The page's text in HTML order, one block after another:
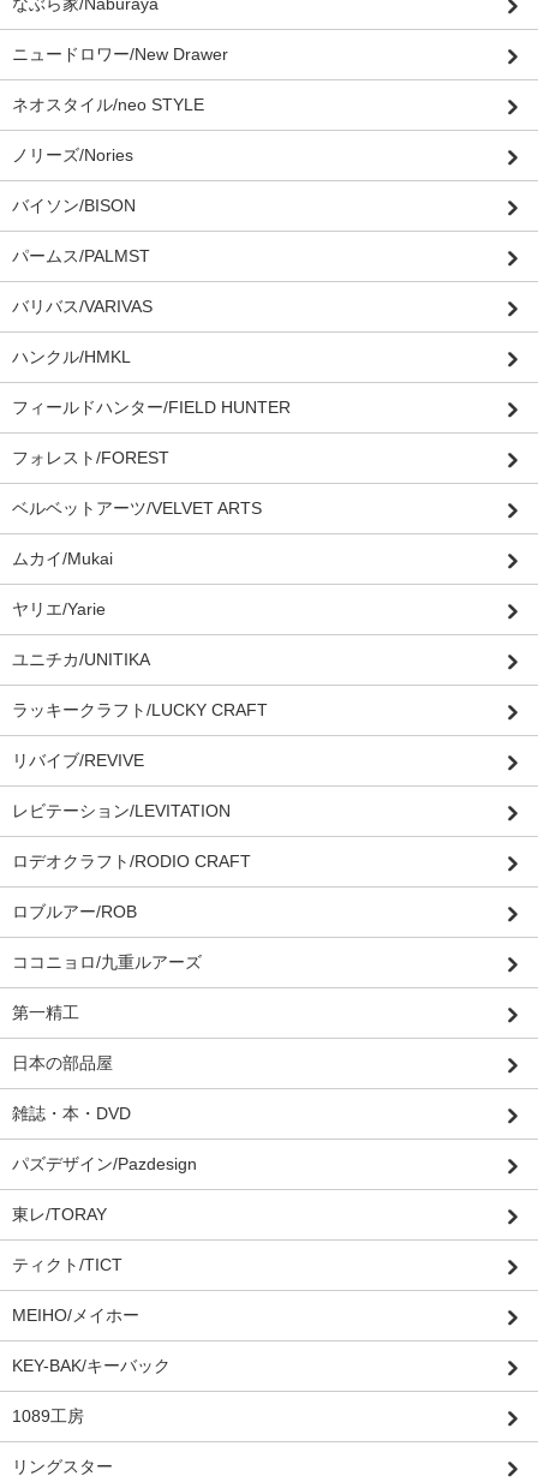
ニュードロワー/New Drawer
ネオスタイル/neo STYLE
ノリーズ/Nories
バイソン/BISON
パームス/PALMST
バリバス/VARIVAS
ハンクル/HMKL
フィールドハンター/FIELD HUNTER
フォレスト/FOREST
ベルベットアーツ/VELVET ARTS
ムカイ/Mukai
ヤリエ/Yarie
ユニチカ/UNITIKA
ラッキークラフト/LUCKY CRAFT
リバイブ/REVIVE
レビテーション/LEVITATION
ロデオクラフト/RODIO CRAFT
ロブルアー/ROB
ココニョロ/九重ルアーズ
第一精工
日本の部品屋
雑誌・本・DVD
パズデザイン/Pazdesign
東レ/TORAY
ティクト/TICT
MEIHO/メイホー
KEY-BAK/キーバック
1089工房
リングスター